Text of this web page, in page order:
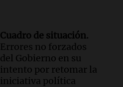
Cuadro de situación.
Errores no forzados
del Gobierno en su
intento por retomar la
iniciativa política